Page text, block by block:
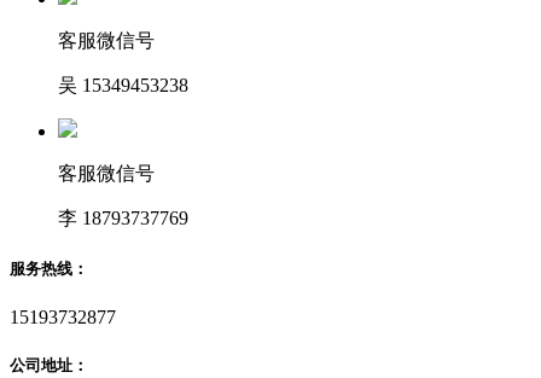
客服微信号
吴 15349453238
客服微信号
李 18793737769
服务热线：
15193732877
公司地址：